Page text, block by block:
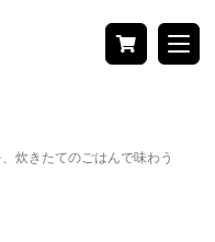
炊きたてのごはんで味わう